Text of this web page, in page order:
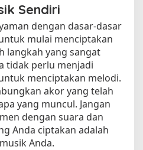
Sendiri
dengan dasar-dasar
mulai menciptakan
langkah yang sangat
tidak perlu menjadi
menciptakan melodi.
akor yang telah
yang muncul. Jangan
dengan suara dan
Anda ciptakan adalah
Anda.